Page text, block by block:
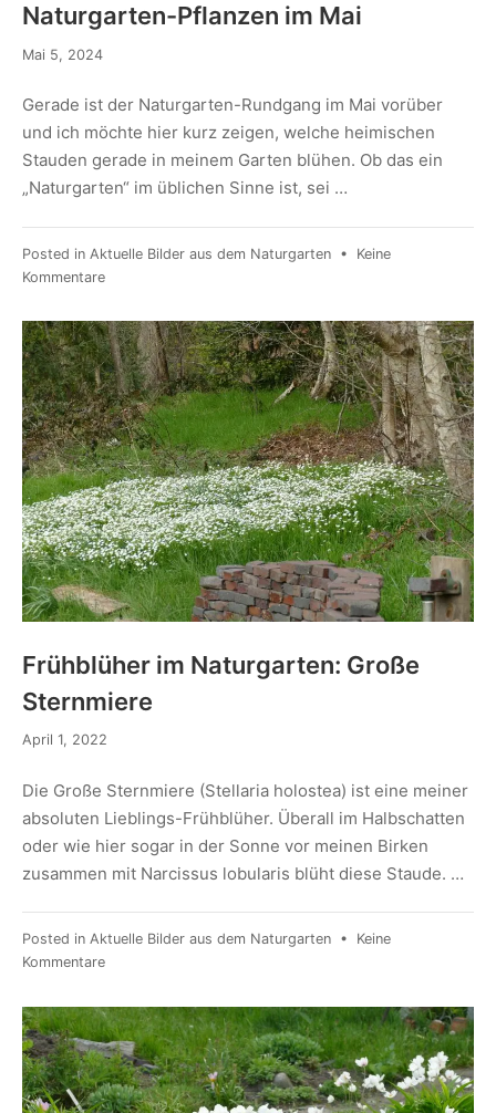
Naturgarten-Pflanzen im Mai
Mai 5, 2024
Gerade ist der Naturgarten-Rundgang im Mai vorüber
und ich möchte hier kurz zeigen, welche heimischen
Stauden gerade in meinem Garten blühen. Ob das ein
„Naturgarten“ im üblichen Sinne ist, sei …
Posted in Aktuelle Bilder aus dem Naturgarten • Keine
Kommentare
Frühblüher im Naturgarten: Große
Sternmiere
April 1, 2022
Die Große Sternmiere (Stellaria holostea) ist eine meiner
absoluten Lieblings-Frühblüher. Überall im Halbschatten
oder wie hier sogar in der Sonne vor meinen Birken
zusammen mit Narcissus lobularis blüht diese Staude. …
Posted in Aktuelle Bilder aus dem Naturgarten • Keine
Kommentare